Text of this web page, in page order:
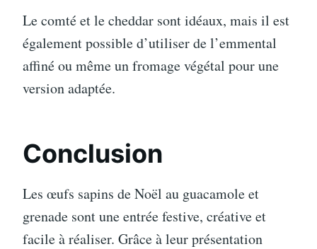
Le comté et le cheddar sont idéaux, mais il est
également possible d’utiliser de l’emmental
affiné ou même un fromage végétal pour une
version adaptée.
Conclusion
Les œufs sapins de Noël au guacamole et
grenade sont une entrée festive, créative et
facile à réaliser. Grâce à leur présentation